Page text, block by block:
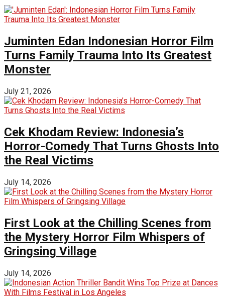
Juminten Edan Indonesian Horror Film
Turns Family Trauma Into Its Greatest
Monster
July 21, 2026
Cek Khodam Review: Indonesia’s
Horror-Comedy That Turns Ghosts Into
the Real Victims
July 14, 2026
First Look at the Chilling Scenes from
the Mystery Horror Film Whispers of
Gringsing Village
July 14, 2026